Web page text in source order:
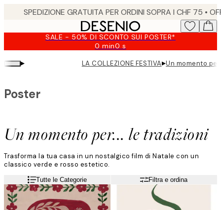
SALE - 50% DI SCONTO SUI POSTER*
0 min0 s
Valido
fino
a:
▸ LA COLLEZIONE FESTIVA▸Un momento
Un momento per... le tradizioni
Poster
Trasforma la tua casa in un nostalgico film di Natale con un
classico verde e rosso estetico.
Leggi di piùTutte le Categorie Filtra e ordina